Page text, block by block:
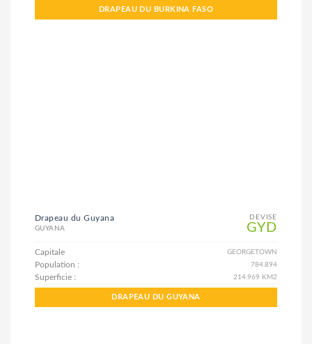
DRAPEAU DU BURKINA FASO
DEVISE
GYD
Drapeau du Guyana
GUYANA
Capitale GEORGETOWN
Population : 784.894
Superficie : 214.969 KM2
DRAPEAU DU GUYANA